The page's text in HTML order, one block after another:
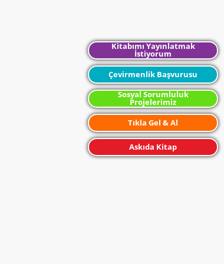
Kitabımı Yayınlatmak
İstiyorum
Çevirmenlik Başvurusu
Sosyal Sorumluluk
Projelerimiz
Tıkla Gel & Al
Askıda Kitap